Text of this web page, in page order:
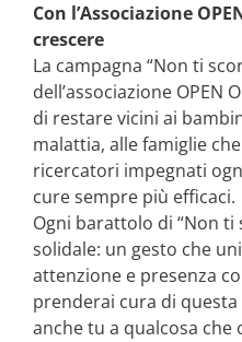
Con l’Associazione
crescere
La campagna “Non ti
dell’associazione OPEN
di restare vicini ai
malattia, alle famiglie
ricercatori impegnati
cure sempre più efficaci.
Ogni barattolo di “Non ti
solidale: un gesto che
attenzione e presenza
prenderai cura di
anche tu a qualcosa che